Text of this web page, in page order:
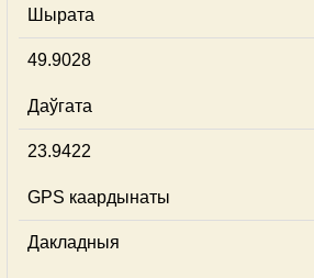
Шырата
49.9028
Даўгата
23.9422
GPS каардынаты
Дакладныя